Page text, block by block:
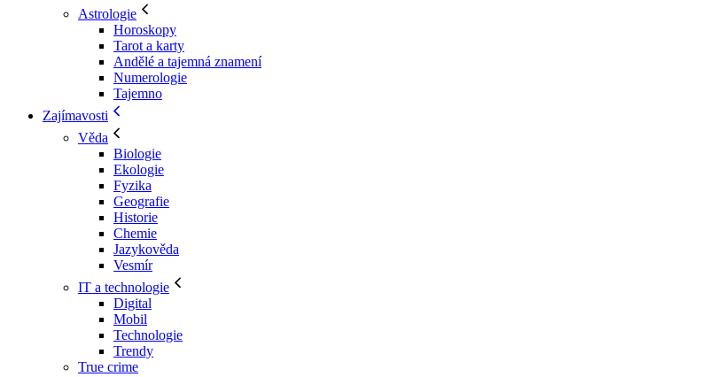
Astrologie
Horoskopy
Tarot a karty
Andělé a tajemná znamení
Numerologie
Tajemno
Zajímavosti
Věda
Biologie
Ekologie
Fyzika
Geografie
Historie
Chemie
Jazykověda
Vesmír
IT a technologie
Digital
Mobil
Technologie
Trendy
True crime